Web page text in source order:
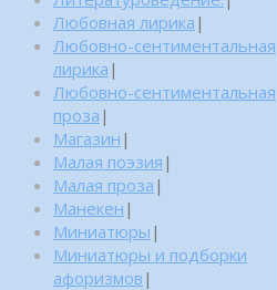
Любовная лирика |
Любовно-сентиментальная
лирика |
Любовно-сентиментальная
проза |
Магазин |
Малая поэзия |
Малая проза |
Манекен |
Миниатюры |
Миниатюры и подборки
афоризмов |